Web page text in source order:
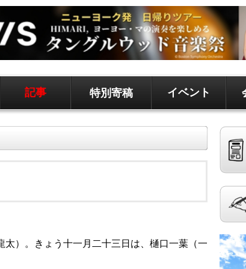
記事 特別寄稿 イベント
情報など
記事は毎日更新、求人、クラシファイドは
太）。きょう十一月二十三日は、樋口一葉（一